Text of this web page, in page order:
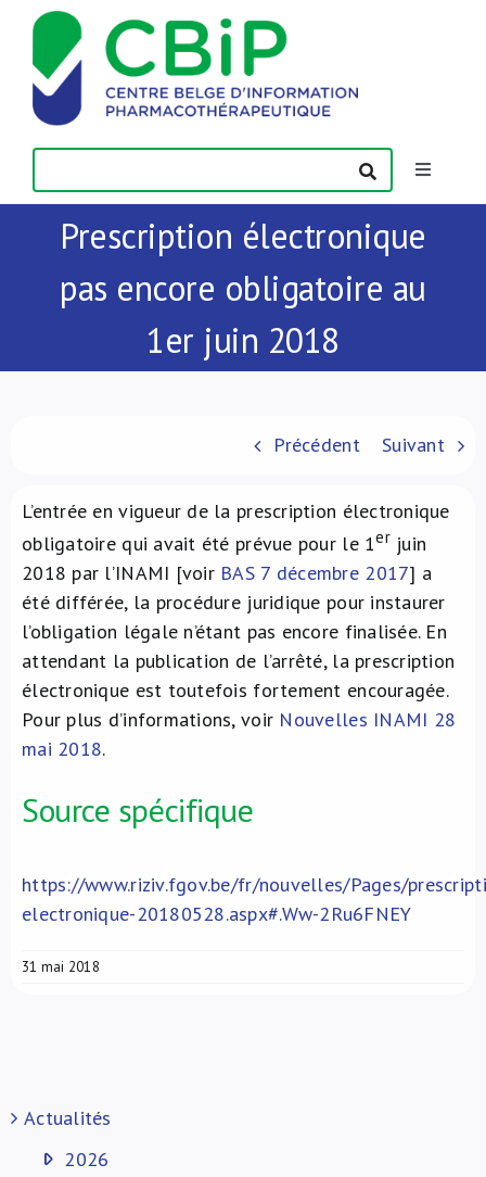
Passer
contenu
Toggle
Actualités
Publications
Formations
À propos de nous
NL
Prescription électronique
pas encore obligatoire au
1er juin 2018
Précédent Suivant
L’entrée en vigueur de la prescription électronique
obligatoire qui avait été prévue pour le 1erjuin
2018 par l’INAMI [voir BAS 7 décembre 2017] a
été différée, la procédure juridique pour instaurer
l’obligation légale n’étant pas encore finalisée. En
attendant la publication de l’arrêté, la prescription
électronique est toutefois fortement encouragée.
Pour plus d’informations, voir Nouvelles INAMI 28
mai 2018.
Source spécifique
https://www.riziv.fgov.be/fr/nouvelles/Pages/
electronique-20180528.aspx#.Ww-2Ru6FNEY
31 mai 2018
Actualités
2026